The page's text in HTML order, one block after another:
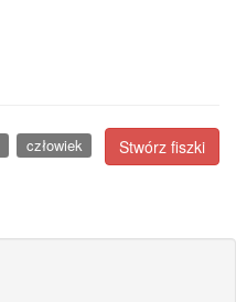
Stwórz fiszki
człowiek